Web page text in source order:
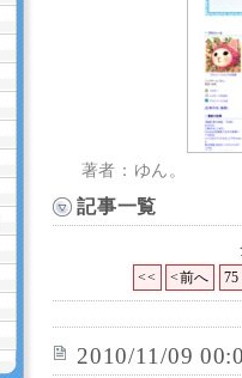
著者：ゆん。
記事一覧
<< <前へ 75
2010/11/09